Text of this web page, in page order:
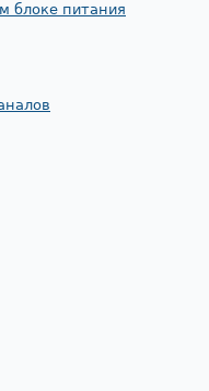
блоке питания